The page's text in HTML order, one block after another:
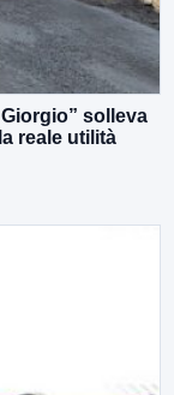
solleva
reale utilità